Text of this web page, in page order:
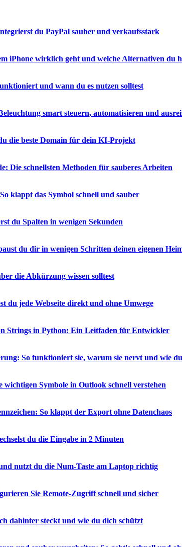
du PayPal sauber und verkaufsstark
iPhone wirklich geht und welche Alternativen du
und wann du es nutzen solltest
smart steuern, automatisieren und
die beste Domain für dein KI-Projekt
Die schnellsten Methoden für sauberes Arbeiten
klappt das Symbol schnell und sauber
du Spalten in wenigen Sekunden
du dir in wenigen Schritten deinen eigenen
die Abkürzung wissen solltest
du jede Webseite direkt und ohne Umwege
Strings in Python: Ein Leitfaden für Entwickler
So funktioniert sie, warum sie nervt und wie
Symbole in Outlook schnell verstehen
So klappt der Export ohne Datenchaos
du die Eingabe in 2 Minuten
nutzt du die Num-Taste am Laptop richtig
Sie Remote-Zugriff schnell und sicher
dahinter steckt und wie du dich schützt